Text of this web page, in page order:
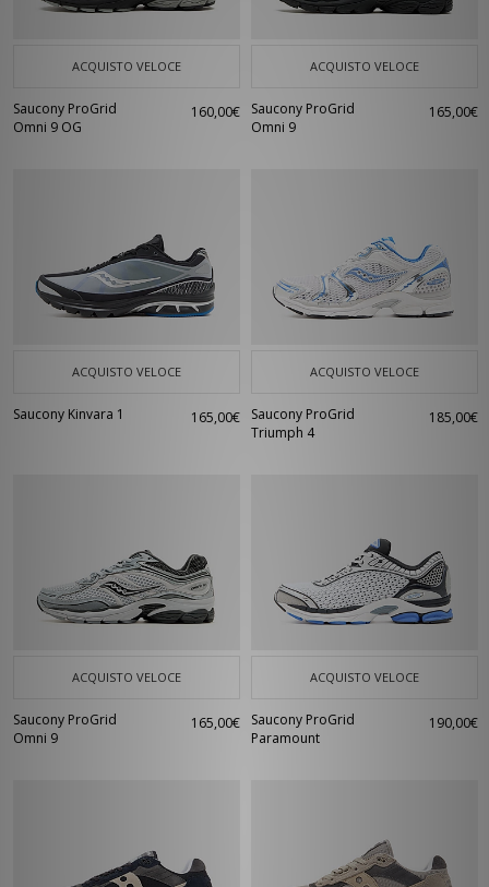
ACQUISTO VELOCE
Saucony ProGrid
Omni 9 OG
160,00€
ACQUISTO VELOCE
Saucony ProGrid
Omni 9
165,00€
ACQUISTO VELOCE
Saucony Kinvara 1 165,00€
ACQUISTO VELOCE
Saucony ProGrid
Triumph 4
185,00€
ACQUISTO VELOCE
Saucony ProGrid
Omni 9
165,00€
ACQUISTO VELOCE
Saucony ProGrid
Paramount
190,00€